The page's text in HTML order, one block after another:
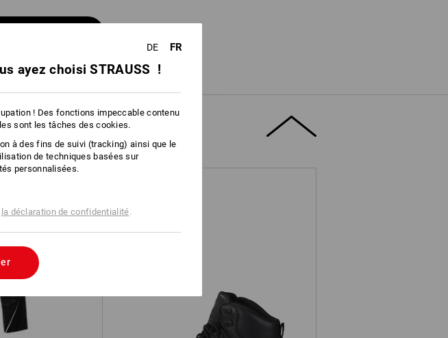
S7 Chaussures hautes de sécurité e.s.
e.s.motion
DE FR
ayez choisi STRAUSS !
! Des fonctions impeccable contenu
sont les tâches des cookies.
à des fins de suivi (tracking) ainsi que le
de techniques basées sur
personnalisées.
la déclaration de confidentialité.